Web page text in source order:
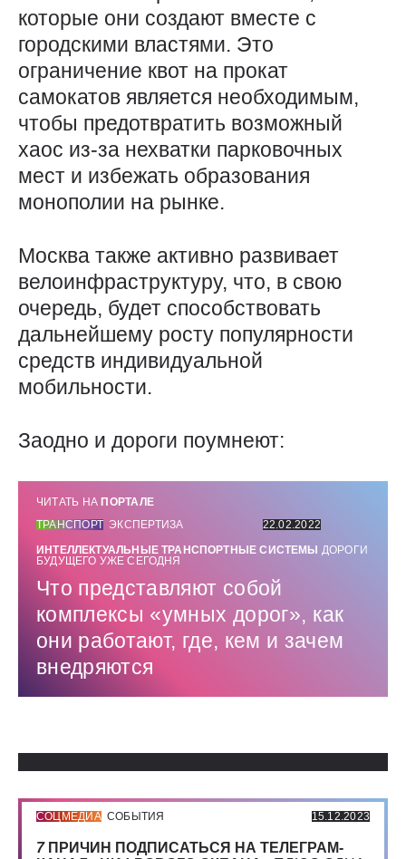
которые они создают вместе с
городскими властями. Это
ограничение квот на прокат
самокатов является необходимым,
чтобы предотвратить возможный
хаос из-за нехватки парковочных
мест и избежать образования
монополии на рынке.
Москва также активно развивает
велоинфраструктуру, что, в свою
очередь, будет способствовать
дальнейшему росту популярности
средств индивидуальной
мобильности.
Заодно и дороги поумнеют:
ЧИТАТЬ НА ПОРТАЛЕ
ТРАНСПОРТ ЭКСПЕРТИЗА
22.02.2022
ИНТЕЛЛЕКТУАЛЬНЫЕ ТРАНСПОРТНЫЕ СИСТЕМЫ ДОРОГИ
БУДУЩЕГО УЖЕ СЕГОДНЯ
Что представляют собой
комплексы «умных дорог», как
они работают, где, кем и зачем
внедряются
СОЦМЕДИА СОБЫТИЯ 15.12.2023
7 ПРИЧИН ПОДПИСАТЬСЯ НА ТЕЛЕГРАМ-